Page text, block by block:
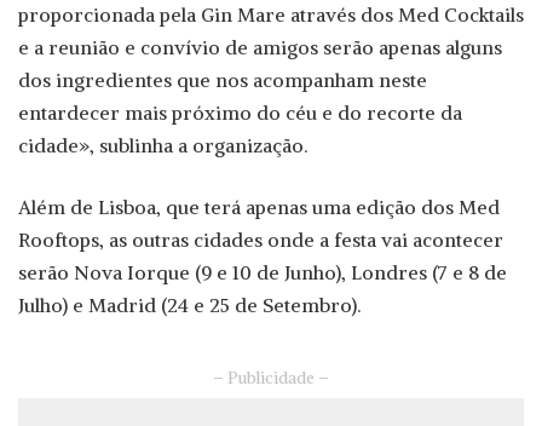
proporcionada pela Gin Mare através dos Med Cocktails
e a reunião e convívio de amigos serão apenas alguns
dos ingredientes que nos acompanham neste
entardecer mais próximo do céu e do recorte da
cidade», sublinha a organização.
Além de Lisboa, que terá apenas uma edição dos Med
Rooftops, as outras cidades onde a festa vai acontecer
serão Nova Iorque (9 e 10 de Junho), Londres (7 e 8 de
Julho) e Madrid (24 e 25 de Setembro).
– Publicidade –